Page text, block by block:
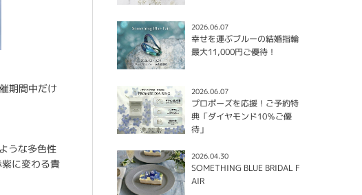
期間中だけ
うな多色性
に変わる貴
2026.06.07
幸せを運ぶブルーの結婚指輪
最大11,000円ご優待！
2026.06.07
プロポーズを応援！ご予約特
典「ダイヤモンド10％ご優
待」
2026.04.30
SOMETHING BLUE BRIDAL F
AIR